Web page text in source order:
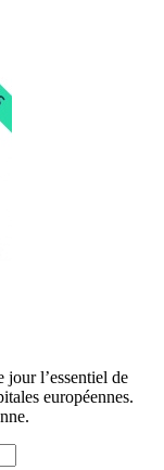
l’essentiel de
européennes.